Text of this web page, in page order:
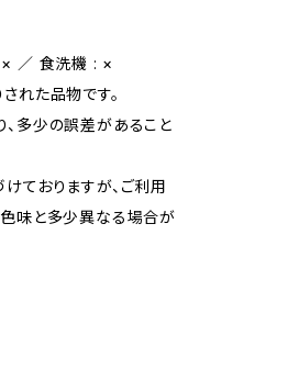
／ 食洗機 : ×
れた品物です。
多少の誤差があること
ておりますが、ご利用
味と多少異なる場合が